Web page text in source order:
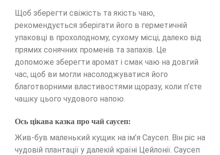
Щоб зберегти свіжість та якість чаю,
рекомендується зберігати його в герметичній
упаковці в прохолодному, сухому місці, далеко від
прямих сонячних променів та запахів. Це
допоможе зберегти аромат і смак чаю на довгий
час, щоб ви могли насолоджуватися його
благотворними властивостями щоразу, коли п’єте
чашку цього чудового напою.
Ось цікава казка про чай саусеп:
Жив-був маленький кущик на ім’я Саусеп. Він ріс на
чудовій плантації у далекій країні Цейлонії. Саусеп